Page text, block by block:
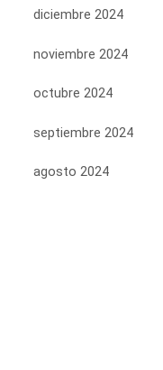
diciembre 2024
noviembre 2024
octubre 2024
septiembre 2024
agosto 2024